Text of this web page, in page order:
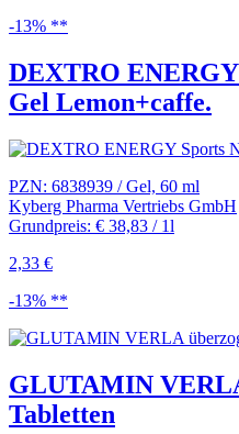
-13% **
DEXTRO
Gel Lemon+caffe.
PZN: 6838939 / Gel, 60 ml
Kyberg Pharma Vertriebs GmbH
Grundpreis: € 38,83 / 1l
2,33 €
-13% **
GLUTAMIN
Tabletten